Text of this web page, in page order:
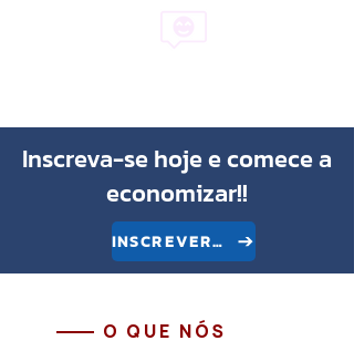
Inscreva-se hoje e comece a
economizar!!
INSCREVER-SE
O QUE NÓS